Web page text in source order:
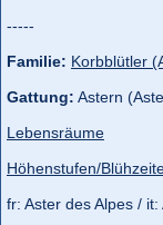
-----
Familie: Korbblütler
Gattung: Astern
Lebensräume
Höhenstufen/
fr: Aster des Alpes /